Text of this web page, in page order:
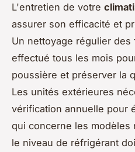
L'entretien de votre
assurer son efficacité et
Un nettoyage régulier
effectué tous les mois
poussière et préserver la
Les unités extérieures
vérification annuelle pour
qui concerne les modèles
le niveau de réfrigérant